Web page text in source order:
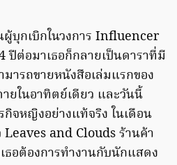
บุกเบิกในวงการ Influencer
ปีต่อมาเธอก็กลายเป็นดาราที่มี
ารถขายหนังสือเล่มแรกของ
ายในอาทิตย์เดียว และวันนี้
กิจหญิงอย่างแท้จริง ในเดือน
and Clouds ร้านค้า
ธอต้องการทำงานกับนักแสดง